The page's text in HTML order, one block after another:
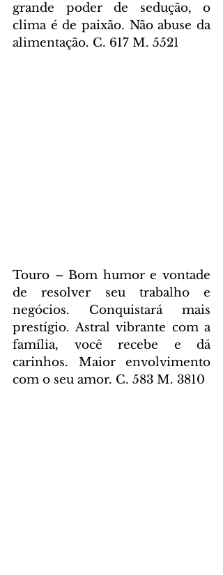
grande poder de sedução, o
clima é de paixão. Não abuse da
alimentação. C. 617 M. 5521
Touro – Bom humor e vontade
de resolver seu trabalho e
negócios. Conquistará mais
prestígio. Astral vibrante com a
família, você recebe e dá
carinhos. Maior envolvimento
com o seu amor. C. 583 M. 3810